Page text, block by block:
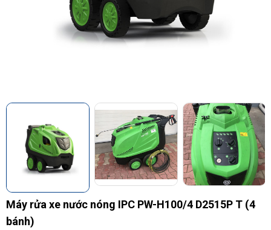
Máy rửa xe nước nóng IPC PW-H100/4 D2515P T (4
bánh)